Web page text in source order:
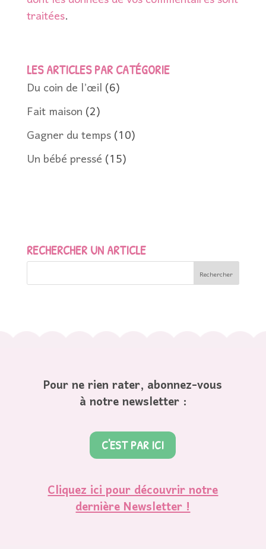
traitées.
LES ARTICLES PAR CATÉGORIE
Du coin de l’œil(6)
Fait maison(2)
Gagner du temps(10)
Un bébé pressé(15)
RECHERCHER UN ARTICLE
Pour ne rien rater, abonnez-vous
à notre newsletter :
C'EST PAR ICI
Cliquez ici pour découvrir notre
dernière Newsletter !